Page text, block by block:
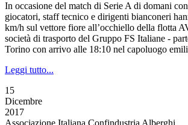
In occasione del match di Serie A di domani
giocatori, staff tecnico e dirigenti bianconeri
km/h sul vettore fiore all’occhiello della flotta
società di trasporto del Gruppo FS Italiane -
Torino con arrivo alle 18:10 nel capoluogo
Leggi tutto...
15
Dicembre
2017
Associazione Italiana Confindustria Alberghi